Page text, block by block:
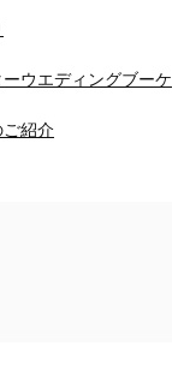
ウエディングブーケ
ご紹介